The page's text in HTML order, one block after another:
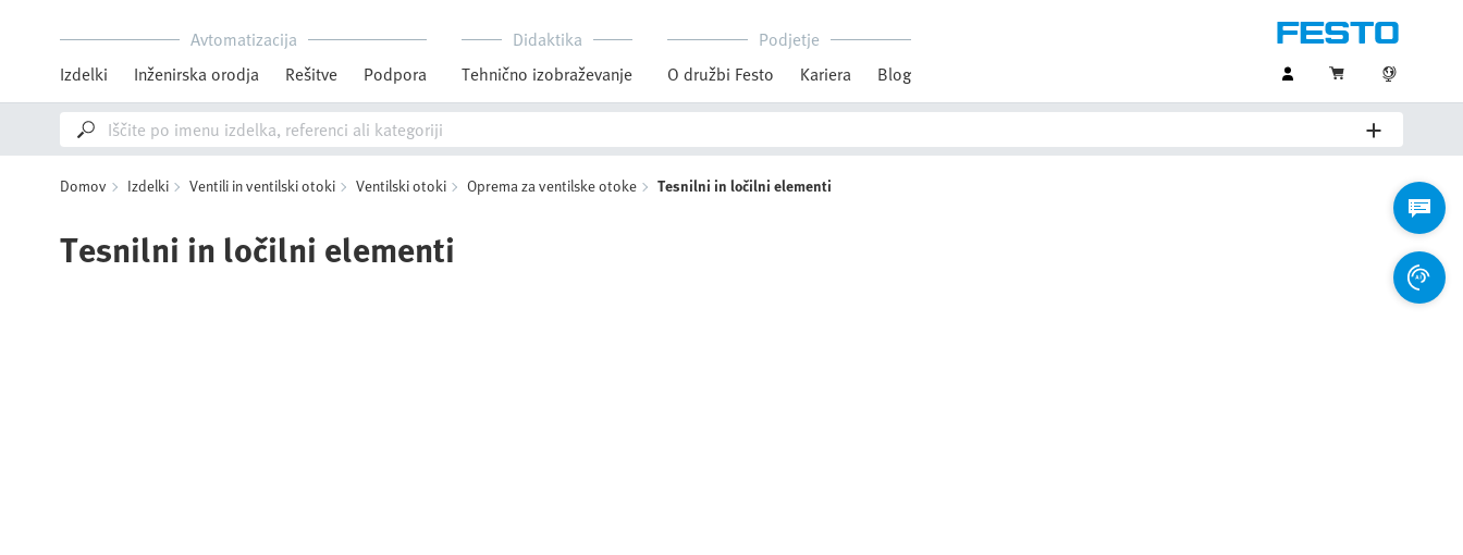
Avtomatizacija
Izdelki
Inženirska orodja Rešitve Podpora
Didaktika
Tehnično izobraževanje
Podjetje
O družbi Festo
Kariera Blog
Domov Izdelki Ventili in ventilski otoki Ventilski otoki Oprema za ventilske otoke Tesnilni in ločilni elementi
Tesnilni in ločilni elementi